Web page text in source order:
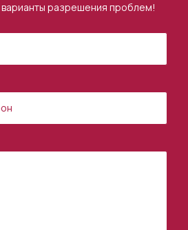
разрешения проблем!